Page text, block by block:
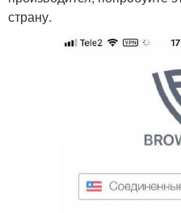
страну.